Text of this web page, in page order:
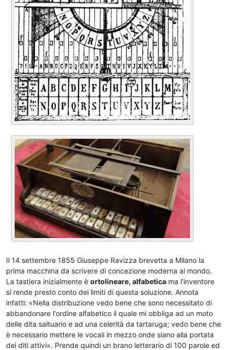
Il 14 settembre 1855 Giuseppe Ravizza brevetta a Milano la
prima macchina da scrivere di concezione moderna al mondo.
La tastiera inizialmente è ortolineare, alfabetica ma l'inventore
si rende presto conto dei limiti di questa soluzione. Annota
infatti: «Nella distribuzione vedo bene che sono necessitato di
abbandonare l'ordine alfabetico il quale mi obbliga ad un moto
delle dita saltuario e ad una celerità da tartaruga; vedo bene che
è necessario mettere le vocali in mezzo onde siano alla portata
dei diti attivi». Prende quindi un brano letterario di 100 parole ed